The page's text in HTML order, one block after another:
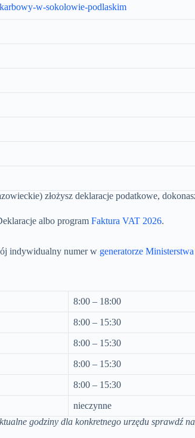
w-sokolowie-podlaskim
złożysz deklaracje podatkowe,
albo program Faktura VAT 2026.
indywidualny numer w generatorze
8:00 – 18:00
8:00 – 15:30
8:00 – 15:30
8:00 – 15:30
8:00 – 15:30
nieczynne
godziny dla konkretnego urzędu sprawdź na